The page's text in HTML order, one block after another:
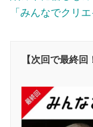
「みんなでクリ
【次回で最終回